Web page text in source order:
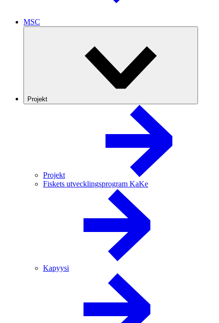
MSC
Projekt
Projekt
Fiskets utvecklingsprogram KaKe
Kapyysi